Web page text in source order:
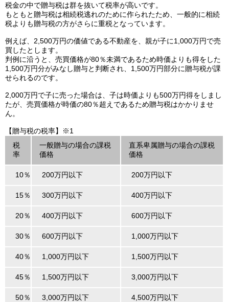
税金の中で贈与税は群を抜いて税率が高いです。
もともと贈与税は相続税逃れのために作られたため、一般的に相続
税よりも贈与税の方がさらに重税となっています。
例えば、2,500万円の価値である不動産を、親が子に1,000万円で売
買したとします。
判例に沿うと、売買価格が80％未満であるため時価よりも得をした
1,500万円分がみなし贈与と判断され、1,500万円部分に贈与税が課
せられるのです。
2,000万円で子に売った場合は、子は時価よりも500万円得をしまし
たが、売買価格が時価の80％超えであるため贈与税はかかりませ
ん。
【贈与税の税率】※1
税
率
一般贈与の場合の課税
価格
直系卑属贈与の場合の課税
価格
10％ 200万円以下 200万円以下
15％ 300万円以下 400万円以下
20％ 400万円以下 600万円以下
30％ 600万円以下 1,000万円以下
40％ 1,000万円以下 1,500万円以下
45％ 1,500万円以下 3,000万円以下
50％ 3,000万円以下 4,500万円以下